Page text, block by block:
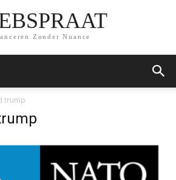
Zonder Nuance
trump